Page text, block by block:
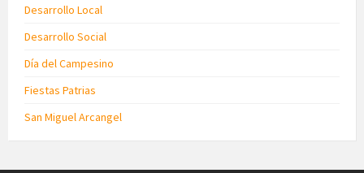
Desarrollo Local
Desarrollo Social
Día del Campesino
Fiestas Patrias
San Miguel Arcangel